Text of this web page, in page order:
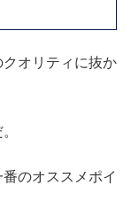
オリティに抜か
のオススメポイ